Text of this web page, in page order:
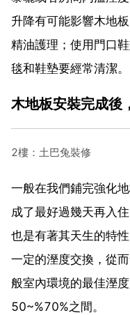
升降有可能影響木地
精油護理；使用門口
毯和鞋墊要經常清潔。
木地板安裝完成後
2樓：土巴兔裝修
一般在我們鋪完強化
成了最好過幾天再入
也是有著其天生的特
一定的溼度交換，從
般室內環境的最佳溼
50~%70%之間。